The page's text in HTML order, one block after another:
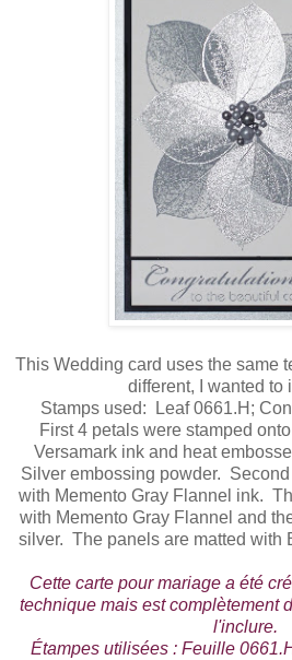
This Wedding card uses the same
different, I wanted to
Stamps used: Leaf 0661.H;
First 4 petals were stamped
Versamark ink and heat
Silver embossing powder.
with Memento Gray Flannel ink.
with Memento Gray Flannel and
silver. The panels are matted with
Cette carte pour mariage a été
technique mais est complètement
l'inclure.
Étampes utilisées : Feuille